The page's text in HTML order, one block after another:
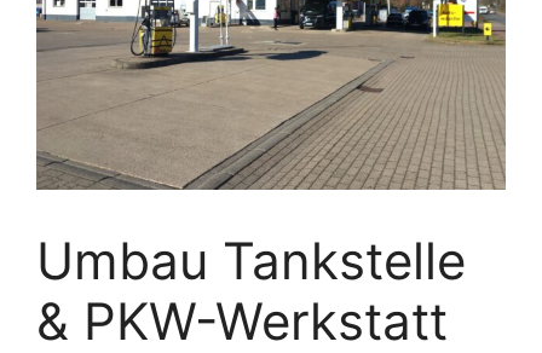
Umbau Tankstelle
& PKW-Werkstatt